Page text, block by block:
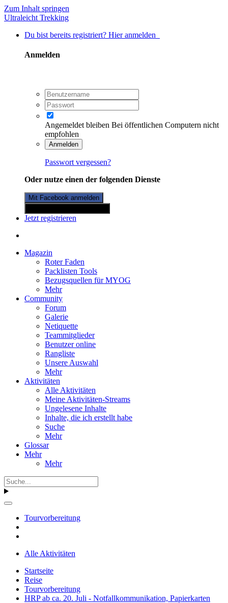
Zum Inhalt springen
Ultraleicht Trekking
Du bist bereits registriert? Hier anmelden
Anmelden
Angemeldet bleiben Bei öffentlichen Computern nicht
empfohlen
Anmelden
Passwort vergessen?
Oder nutze einen der folgenden Dienste
Mit Facebook anmelden
Jetzt registrieren
Magazin
Roter Faden
Packlisten Tools
Bezugsquellen für MYOG
Mehr
Community
Forum
Galerie
Netiquette
Teammitglieder
Benutzer online
Rangliste
Unsere Auswahl
Mehr
Aktivitäten
Alle Aktivitäten
Meine Aktivitäten-Streams
Ungelesene Inhalte
Inhalte, die ich erstellt habe
Suche
Mehr
Glossar
Mehr
Mehr
Tourvorbereitung
Alle Aktivitäten
Startseite
Reise
Tourvorbereitung
HRP ab ca. 20. Juli - Notfallkommunikation, Papierkarten